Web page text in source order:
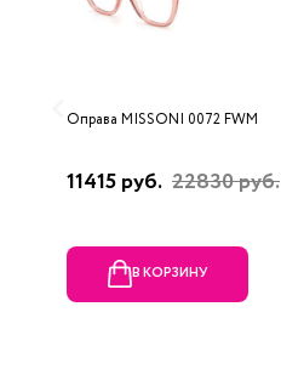
Оправа MISSONI 0072 FWM
11415 руб. 22830 руб.
В КОРЗИНУ